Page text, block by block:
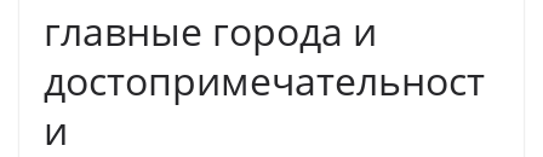
главные города и
достопримечательност
и